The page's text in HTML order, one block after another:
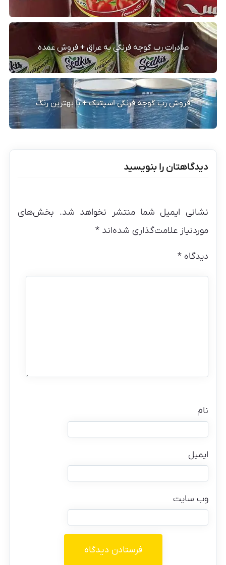
صادرات رب گوجه فرنگی به عراق + فروش عمده
فروش رب گوجه فرنگی اسپتیک + با بهترین رنگ
دیدگاهتان را بنویسید
نشانی ایمیل شما منتشر نخواهد شد. بخش‌های
موردنیاز علامت‌گذاری شده‌اند*
دیدگاه*
نام
ایمیل
وب‌ سایت